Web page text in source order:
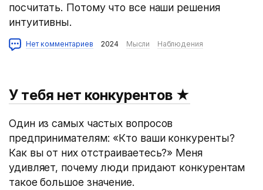
посчитать. Потому что все наши решения
интуитивны.
Нет комментариев 2024 Мысли Наблюдения
У тебя нет конкурентов ★
Один из самых частых вопросов
предпринимателям: «Кто ваши конкуренты?
Как вы от них отстраиваетесь?» Меня
удивляет, почему люди придают конкурентам
такое большое значение.